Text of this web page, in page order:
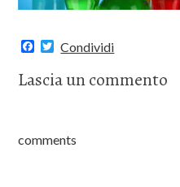
F
e
k
T
w
t
Condividi
Lascia un commento
comments